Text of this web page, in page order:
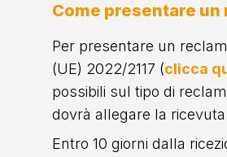
Come presentare un
Per presentare un
(UE) 2022/2117 (clicca
possibili sul tipo di
dovrà allegare la
Entro 10 giorni dalla